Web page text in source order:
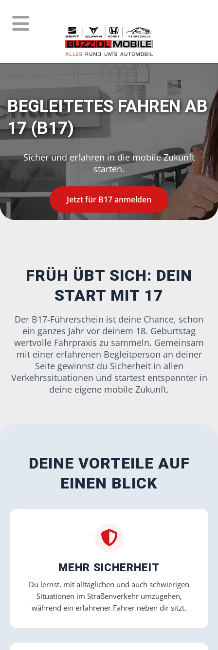
BEGLEITETES FAHREN AB
17 (B17)
Sicher und erfahren in die mobile Zukunft
starten.
Jetzt für B17 anmelden
FRÜH ÜBT SICH: DEIN
START MIT 17
Der B17-Führerschein ist deine Chance, schon
ein ganzes Jahr vor deinem 18. Geburtstag
wertvolle Fahrpraxis zu sammeln. Gemeinsam
mit einer erfahrenen Begleitperson an deiner
Seite gewinnst du Sicherheit in allen
Verkehrssituationen und startest entspannter in
deine eigene mobile Zukunft.
DEINE VORTEILE AUF
EINEN BLICK
MEHR SICHERHEIT
Du lernst, mit alltäglichen und auch schwierigen
Situationen im Straßenverkehr umzugehen,
während ein erfahrener Fahrer neben dir sitzt.